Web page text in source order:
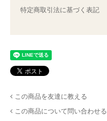
特定商取引法に基づく表記
この商品を友達に教える
この商品について問い合わせる